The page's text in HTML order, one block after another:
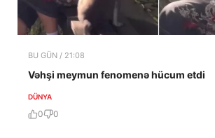
BU GÜN / 21:08
Vəhşi meymun fenomenə hücum etdi
DÜNYA
0 0